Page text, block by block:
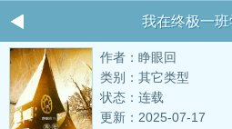
我在终极一班
作者：睁眼回
类别：其它类型
状态：连载
更新：2025-07-17